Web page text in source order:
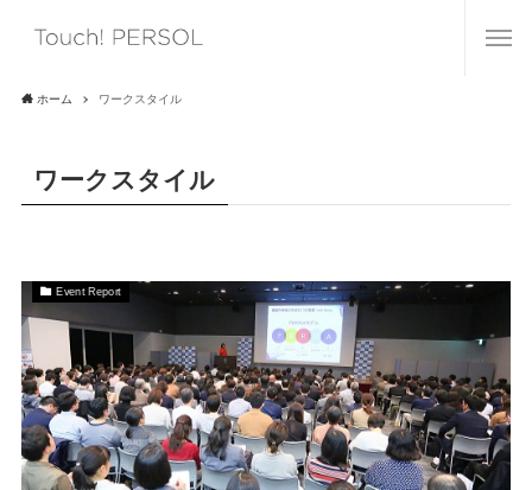
ホーム ワークスタイル
ワークスタイル
Event Report